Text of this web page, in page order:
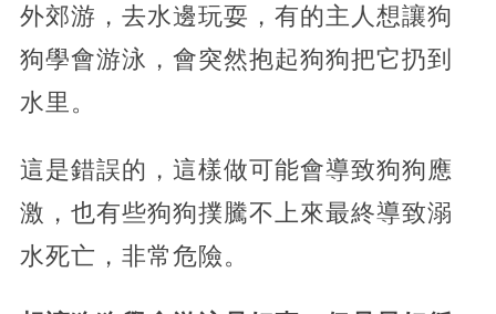
外郊游，去水邊玩耍，有的主人想讓狗
狗學會游泳，會突然抱起狗狗把它扔到
水里。
這是錯誤的，這樣做可能會導致狗狗應
激，也有些狗狗撲騰不上來最終導致溺
水死亡，非常危險。